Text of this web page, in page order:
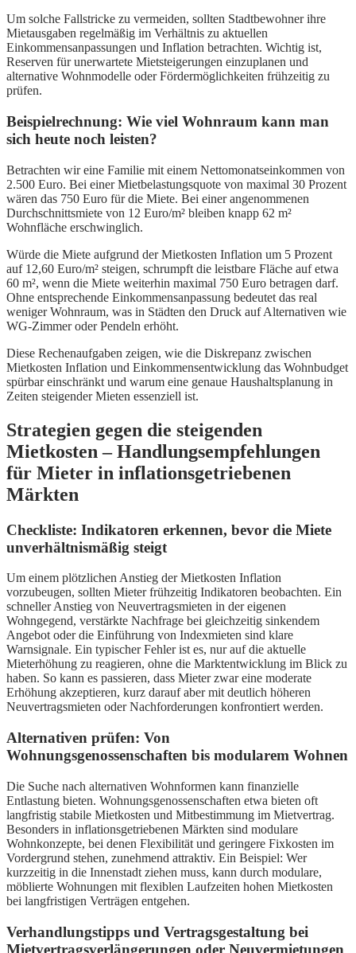
Um solche Fallstricke zu vermeiden, sollten Stadtbewohner ihre
Mietausgaben regelmäßig im Verhältnis zu aktuellen
Einkommensanpassungen und Inflation betrachten. Wichtig ist,
Reserven für unerwartete Mietsteigerungen einzuplanen und
alternative Wohnmodelle oder Fördermöglichkeiten frühzeitig zu
prüfen.
Beispielrechnung: Wie viel Wohnraum kann man
sich heute noch leisten?
Betrachten wir eine Familie mit einem Nettomonatseinkommen von
2.500 Euro. Bei einer Mietbelastungsquote von maximal 30 Prozent
wären das 750 Euro für die Miete. Bei einer angenommenen
Durchschnittsmiete von 12 Euro/m² bleiben knapp 62 m²
Wohnfläche erschwinglich.
Würde die Miete aufgrund der Mietkosten Inflation um 5 Prozent
auf 12,60 Euro/m² steigen, schrumpft die leistbare Fläche auf etwa
60 m², wenn die Miete weiterhin maximal 750 Euro betragen darf.
Ohne entsprechende Einkommensanpassung bedeutet das real
weniger Wohnraum, was in Städten den Druck auf Alternativen wie
WG-Zimmer oder Pendeln erhöht.
Diese Rechenaufgaben zeigen, wie die Diskrepanz zwischen
Mietkosten Inflation und Einkommensentwicklung das Wohnbudget
spürbar einschränkt und warum eine genaue Haushaltsplanung in
Zeiten steigender Mieten essenziell ist.
Strategien gegen die steigenden
Mietkosten – Handlungsempfehlungen
für Mieter in inflationsgetriebenen
Märkten
Checkliste: Indikatoren erkennen, bevor die Miete
unverhältnismäßig steigt
Um einem plötzlichen Anstieg der Mietkosten Inflation
vorzubeugen, sollten Mieter frühzeitig Indikatoren beobachten. Ein
schneller Anstieg von Neuvertragsmieten in der eigenen
Wohngegend, verstärkte Nachfrage bei gleichzeitig sinkendem
Angebot oder die Einführung von Indexmieten sind klare
Warnsignale. Ein typischer Fehler ist es, nur auf die aktuelle
Mieterhöhung zu reagieren, ohne die Marktentwicklung im Blick zu
haben. So kann es passieren, dass Mieter zwar eine moderate
Erhöhung akzeptieren, kurz darauf aber mit deutlich höheren
Neuvertragsmieten oder Nachforderungen konfrontiert werden.
Alternativen prüfen: Von
Wohnungsgenossenschaften bis modularem Wohnen
Die Suche nach alternativen Wohnformen kann finanzielle
Entlastung bieten. Wohnungsgenossenschaften etwa bieten oft
langfristig stabile Mietkosten und Mitbestimmung im Mietvertrag.
Besonders in inflationsgetriebenen Märkten sind modulare
Wohnkonzepte, bei denen Flexibilität und geringere Fixkosten im
Vordergrund stehen, zunehmend attraktiv. Ein Beispiel: Wer
kurzzeitig in die Innenstadt ziehen muss, kann durch modulare,
möblierte Wohnungen mit flexiblen Laufzeiten hohen Mietkosten
bei langfristigen Verträgen entgehen.
Verhandlungstipps und Vertragsgestaltung bei
Mietvertragsverlängerungen oder Neuvermietungen